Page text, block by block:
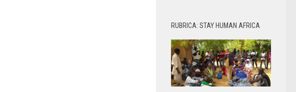
RUBRICA: STAY HUMAN AFRICA